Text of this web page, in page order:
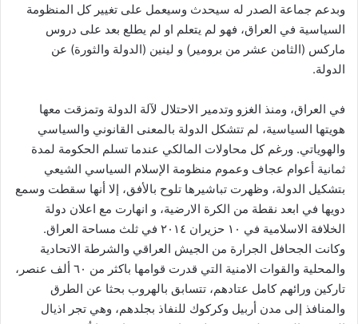
وبدعم جماعة الصدر له سيحدث وسيعمل على تغيير كل المنظومة
السياسية في العراق، فهو لم يتعلم او لم يطلع بعد على دروس
ماركس (الثامن عشر من برومير) و لينين (الدولة والثورة) عن
الدولة.
في العراق، ومنذ الغزو وتدمير الاحتلال لآلة الدولة وتمزقت معها
هويتها السياسية، لم تتشكل الدولة بالمعنى القانوني والسياسي
والهوياتي. ورغم كل محاولات المالكي عندما تسلم الحكومة لمدة
ثمانية أعوام عجاف وعموم منظومة الإسلام السياسي الشيعي
بتشكيل الدولة، وظهرت تباشيرها تلوح بالأفق، إلا أنها سقطت وسمع
دويها في ابعد نقطة من الكرة الارضية، و انهارت مع اعلان دولة
الخلافة الاسلامية في ١٠ حزيران ٢٠١٤ في ثلث مساحة العراق.
وكانت الجحافل الجرارة من الجيش العراقي والشرطة الاتحادية
والمحلية والقوات الامنية التي قدرت قوامها باكثر من ٦٠ ألف عنصر،
تاركين ورائهم كامل عتادهم، تتسابق بالهروب بحثا عن الطرق
والمنافذ إلى مدن أربيل وكركوك للنفاذ بجلدهم، وهي تجر اذيال